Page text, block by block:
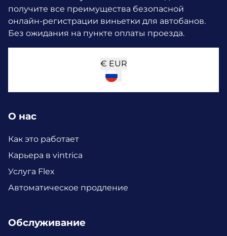
получите все преимущества безопасной
онлайн-регистрации виньетки для автобанов.
Без ожидания на пункте оплаты проезда.
€ EUR
О нас
Как это работает
Карьера в vintrica
Услуга Flex
Автоматическое продление
Обслуживание